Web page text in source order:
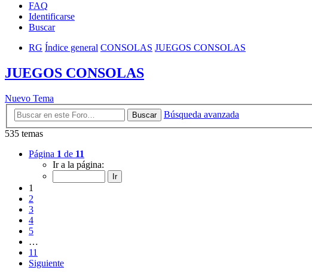
FAQ
Identificarse
Buscar
RG Índice general CONSOLAS JUEGOS CONSOLAS
JUEGOS CONSOLAS
Nuevo Tema
Buscar
Búsqueda avanzada
535 temas
Página 1 de 11
Ir a la página:
1
2
3
4
5
…
11
Siguiente